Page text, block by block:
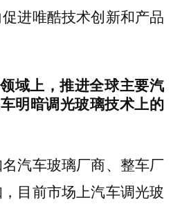
进唯酷技术创新和产品
域上，推进全球主要汽
明暗调光玻璃技术上的
汽车玻璃厂商、整车厂
目前市场上汽车调光玻